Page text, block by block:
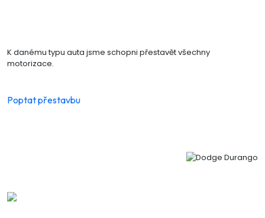
K danému typu auta jsme schopni přestavět všechny
motorizace.
Poptat přestavbu